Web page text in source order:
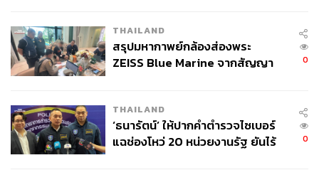
THAILAND
สรุปมหากาพย์กล้องส่องพระ
ZEISS Blue Marine จากสัญญา
จ่ายหนี้-แอบระบุแบรนด์
0
THAILAND
‘ธนารัตน์’ ให้ปากคำตำรวจไซเบอร์
แฉช่องโหว่ 20 หน่วยงานรัฐ ยันไร้
0